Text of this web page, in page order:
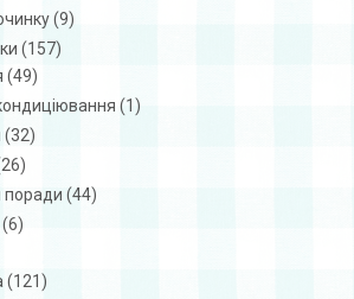
(9)
(157)
(49)
(1)
(32)
поради (44)
(6)
(121)